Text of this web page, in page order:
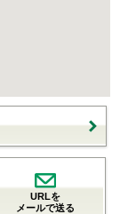
URLを
メールで送る